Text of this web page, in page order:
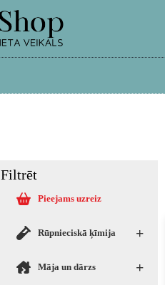
Filtrēt
Pieejams uzreiz
+
Rūpnieciskā ķīmija
+
Māja un dārzs